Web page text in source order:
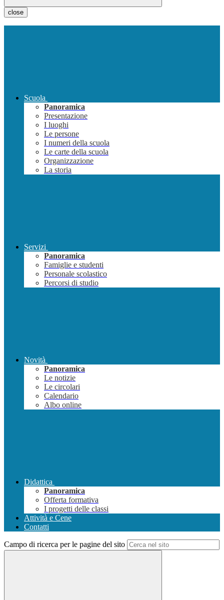
close
Scuola
Panoramica
Presentazione
I luoghi
Le persone
I numeri della scuola
Le carte della scuola
Organizzazione
La storia
Servizi
Panoramica
Famiglie e studenti
Personale scolastico
Percorsi di studio
Novità
Panoramica
Le notizie
Le circolari
Calendario
Albo online
Didattica
Panoramica
Offerta formativa
I progetti delle classi
Attività e Cene
Contatti
Campo di ricerca per le pagine del sito